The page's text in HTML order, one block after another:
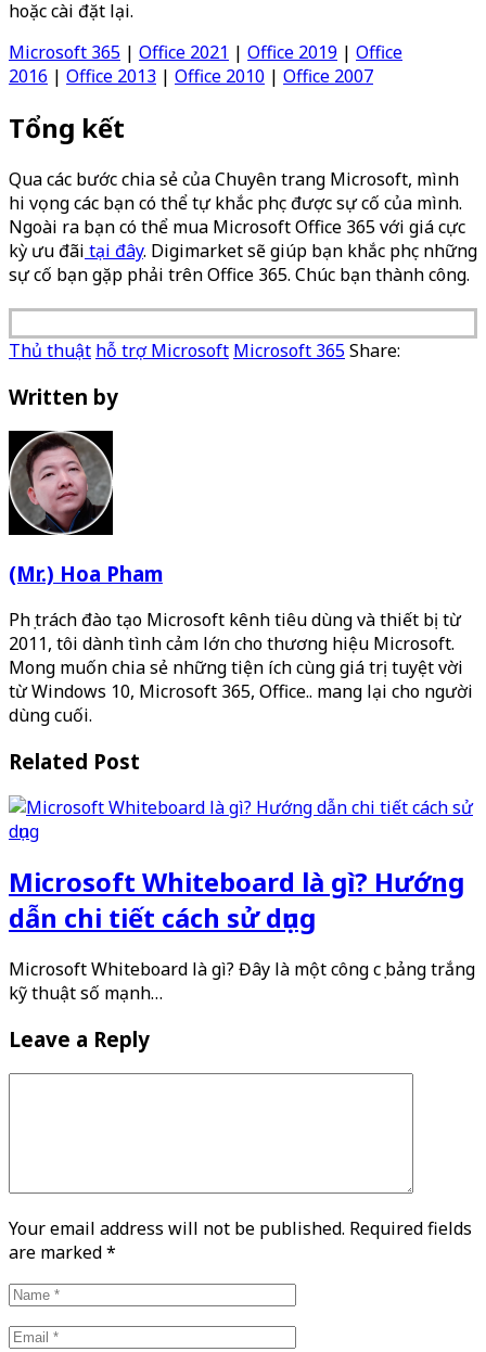
hoặc cài đặt lại.
Microsoft 365 | Office 2021 | Office 2019 | Office
2016 | Office 2013 | Office 2010 | Office 2007
Tổng kết
Qua các bước chia sẻ của Chuyên trang Microsoft, mình
hi vọng các bạn có thể tự khắc phục được sự cố của mình.
Ngoài ra bạn có thể mua Microsoft Office 365 với giá cực
kỳ ưu đãi tại đây. Digimarket sẽ giúp bạn khắc phục những
sự cố bạn gặp phải trên Office 365. Chúc bạn thành công.
Thủ thuật hỗ trợ Microsoft Microsoft 365Share:
Written by
(Mr.) Hoa Pham
Phụ trách đào tạo Microsoft kênh tiêu dùng và thiết bị từ
2011, tôi dành tình cảm lớn cho thương hiệu Microsoft.
Mong muốn chia sẻ những tiện ích cùng giá trị tuyệt vời
từ Windows 10, Microsoft 365, Office.. mang lại cho người
dùng cuối.
Related Post
Microsoft Whiteboard là gì? Hướng
dẫn chi tiết cách sử dụng
Microsoft Whiteboard là gì? Đây là một công cụ bảng trắng
kỹ thuật số mạnh…
Leave a Reply
Your email address will not be published. Required fields
are marked*